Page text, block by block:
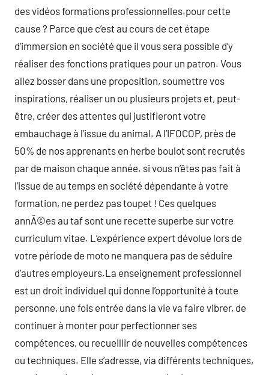
des vidéos formations professionnelles.pour cette
cause ? Parce que c’est au cours de cet étape
d’immersion en société que il vous sera possible d’y
réaliser des fonctions pratiques pour un patron. Vous
allez bosser dans une proposition, soumettre vos
inspirations, réaliser un ou plusieurs projets et, peut-
être, créer des attentes qui justifieront votre
embauchage à l’issue du animal. A l’IFOCOP, près de
50% de nos apprenants en herbe boulot sont recrutés
par de maison chaque année. si vous n’êtes pas fait à
l’issue de au temps en société dépendante à votre
formation, ne perdez pas toupet ! Ces quelques
annÃ©es au taf sont une recette superbe sur votre
curriculum vitae. L’expérience expert dévolue lors de
votre période de moto ne manquera pas de séduire
d’autres employeurs.La enseignement professionnel
est un droit individuel qui donne l’opportunité à toute
personne, une fois entrée dans la vie va faire vibrer, de
continuer à monter pour perfectionner ses
compétences, ou recueillir de nouvelles compétences
ou techniques. Elle s’adresse, via différents techniques,